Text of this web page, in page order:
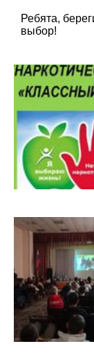
Ребята,
выбор!